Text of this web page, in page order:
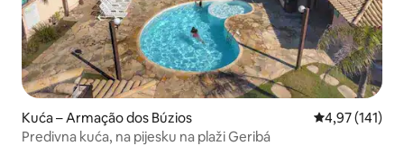
Kuća – Armação dos Búzios Prosječna
4,97 (141)
Predivna kuća, na pijesku na plaži Geribá